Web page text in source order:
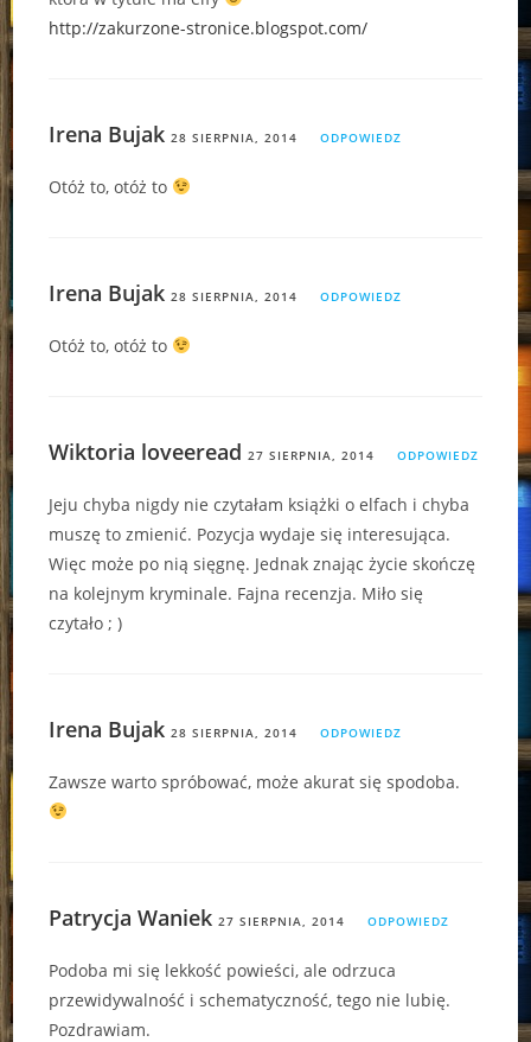
http://zakurzone-stronice.blogspot.com/
Irena Bujak 28 SIERPNIA, 2014 ODPOWIEDZ
Otóż to, otóż to
Irena Bujak 28 SIERPNIA, 2014 ODPOWIEDZ
Otóż to, otóż to
Wiktoria loveeread 27 SIERPNIA, 2014 ODPOWIEDZ
Jeju chyba nigdy nie czytałam książki o elfach i chyba
muszę to zmienić. Pozycja wydaje się interesująca.
Więc może po nią sięgnę. Jednak znając życie skończę
na kolejnym kryminale. Fajna recenzja. Miło się
czytało ; )
Irena Bujak 28 SIERPNIA, 2014 ODPOWIEDZ
Zawsze warto spróbować, może akurat się spodoba.
Patrycja Waniek 27 SIERPNIA, 2014 ODPOWIEDZ
Podoba mi się lekkość powieści, ale odrzuca
przewidywalność i schematyczność, tego nie lubię.
Pozdrawiam.